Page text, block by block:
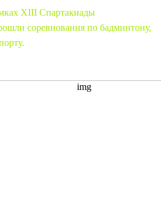
XIII Спартакиады
соревнования по бадминтону,